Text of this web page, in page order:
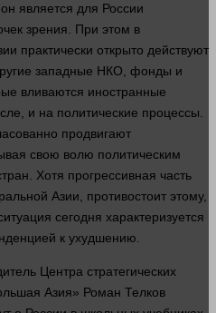
является для России
зрения. При этом в
практически открыто действуют
западные НКО, фонды и
вливаются иностранные
и на политические процессы.
продвигают
свою волю политическим
Хотя прогрессивная часть
Азии, противостоит этому,
сегодня характеризуется
к ухудшению.
Центра стратегических
Азия» Роман Телков